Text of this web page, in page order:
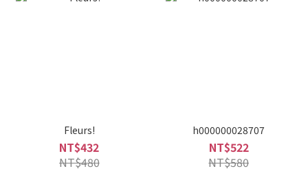
Fleurs!
NT$432
NT$480
h000000028707
NT$522
NT$580